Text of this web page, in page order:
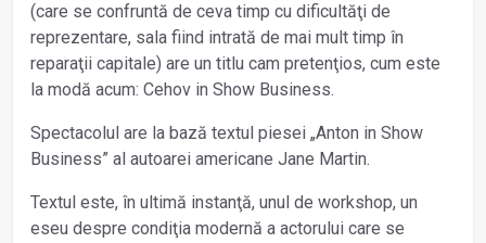
(care se confruntă de ceva timp cu dificultăţi de
reprezentare, sala fiind intrată de mai mult timp în
reparaţii capitale) are un titlu cam pretenţios, cum este
la modă acum: Cehov in Show Business.
Spectacolul are la bază textul piesei „Anton in Show
Business” al autoarei americane Jane Martin.
Textul este, în ultimă instanţă, unul de workshop, un
eseu despre condiţia modernă a actorului care se